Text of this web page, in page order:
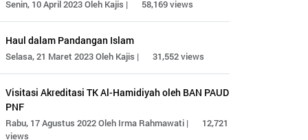
Senin, 10 April 2023 Oleh Kajis | 58,169 views
Haul dalam Pandangan Islam
Selasa, 21 Maret 2023 Oleh Kajis | 31,552 views
Visitasi Akreditasi TK Al-Hamidiyah oleh BAN PAUD
PNF
Rabu, 17 Agustus 2022 Oleh Irma Rahmawati |
12,721
views